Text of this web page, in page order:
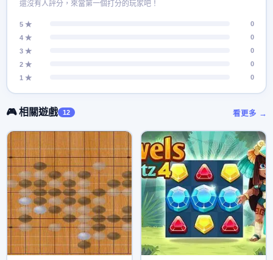
還沒有人評分，來當第一個打分的玩家吧！
5 ★
0
4 ★
0
3 ★
0
2 ★
0
1 ★
0
🎮 相關遊戲 12 看更多 →